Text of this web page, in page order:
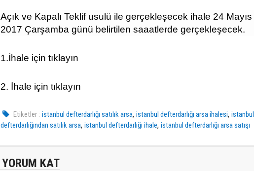
Açık ve Kapalı Teklif usulü ile gerçekleşecek ihale 24 Mayıs
2017 Çarşamba günü belirtilen saaatlerde gerçekleşecek.
1.İhale için tıklayın
2. İhale için tıklayın
Etiketler : istanbul defterdarlığı satılık arsa,istanbul defterdarlığı arsa ihalesi,istanbul
defterdarlığından satılık arsa, istanbul defterdarlığı ihale, istanbul defterdarlığı arsa satışı
YORUM KAT